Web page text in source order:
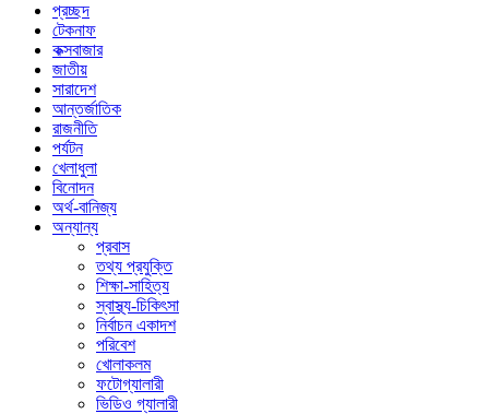
প্রচ্ছদ
টেকনাফ
কক্সবাজার
জাতীয়
সারাদেশ
আন্তর্জাতিক
রাজনীতি
পর্যটন
খেলাধুলা
বিনোদন
অর্থ-বানিজ্য
অন্যান্য
প্রবাস
তথ্য প্রযুক্তি
শিক্ষা-সাহিত্য
স্বাস্থ্য-চিকিৎসা
নির্বাচন একাদশ
পরিবেশ
খোলাকলম
ফটোগ্যালারী
ভিডিও গ্যালারী